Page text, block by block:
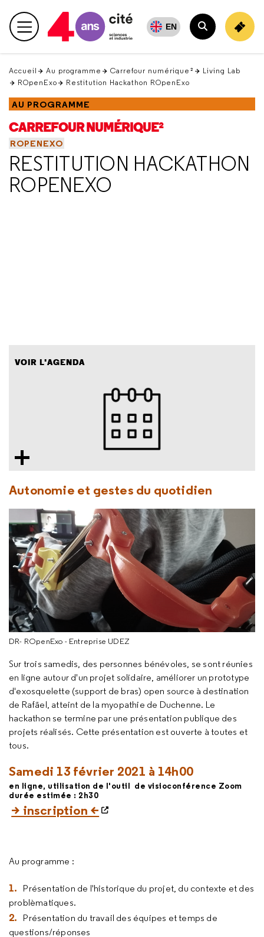
en
haut Menu principal EN
Rechercher
Accueil Au programme Carrefour numérique²
Living Lab
ROpenExo
Restitution Hackathon ROpenExo
AU PROGRAMME
CARREFOUR NUMÉRIQUE²
ROPENEXO
RESTITUTION HACKATHON
ROPENEXO
VOIR L'AGENDA
Autonomie et gestes du quotidien
DR- ROpenExo - Entreprise UDEZ
Sur trois samedis, des personnes bénévoles, se sont réunies
en ligne autour d'un projet solidaire, améliorer un prototype
d'exosquelette (support de bras) open source à destination
de Rafäel, atteint de la myopathie de Duchenne. Le
hackathon se termine par une présentation publique des
projets réalisés. Cette présentation est ouverte à toutes et
tous.
Samedi 13 février 2021 à 14h00
en ligne, utilisation de l'outil de visioconférence Zoom
durée estimée : 2h30
> inscription <
Au programme :
Présentation de l'historique du projet, du contexte et des
problèmatiques.
Présentation du travail des équipes et temps de
questions/réponses